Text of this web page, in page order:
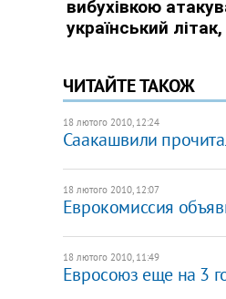
ЧИТАЙТЕ ТАКОЖ
18 лютого 2010, 12:24
Саакашвили
18 лютого 2010, 12:07
Еврокомиссия
18 лютого 2010, 11:49
Евросоюз еще на 3